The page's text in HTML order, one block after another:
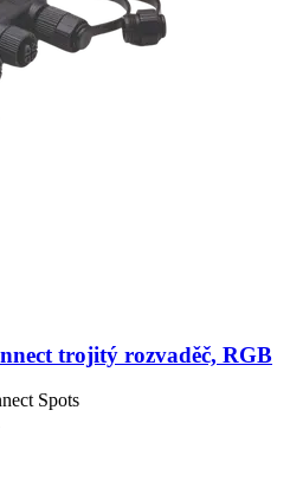
trojitý rozvaděč, RGB
Spots